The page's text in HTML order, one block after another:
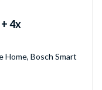
4x
Home, Bosch Smart